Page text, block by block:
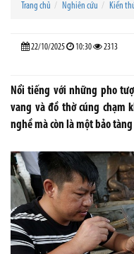
Trang chủ Nghiên cứu Kiến
22/10/2025 10:30 2313
Nổi tiếng với những pho
vang và đồ thờ cúng chạm
nghề mà còn là một bảo